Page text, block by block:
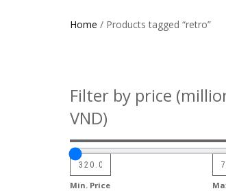
Home / Products tagged “retro”
Filter by price
VND)
Min. Price